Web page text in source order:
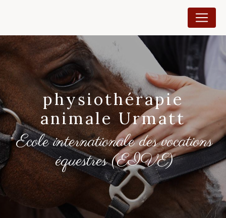
physiothérapie
animale Urmatt
Ecole internationale des vocations
équestres (EIVE)